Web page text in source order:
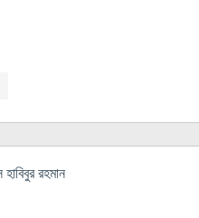
রহমান